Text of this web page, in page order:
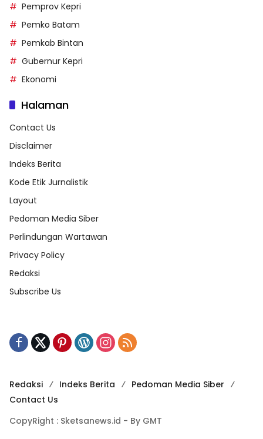
Pemprov Kepri
Pemko Batam
Pemkab Bintan
Gubernur Kepri
Ekonomi
Halaman
Contact Us
Disclaimer
Indeks Berita
Kode Etik Jurnalistik
Layout
Pedoman Media Siber
Perlindungan Wartawan
Privacy Policy
Redaksi
Subscribe Us
Redaksi Indeks Berita
Pedoman Media Siber
Contact Us
CopyRight : Sketsanews.id - By GMT